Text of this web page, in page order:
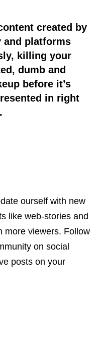
created by
and platforms
killing your
dumb and
before it’s
in right
ourself with new
like web-stories and
more viewers. Follow
on social
posts on your